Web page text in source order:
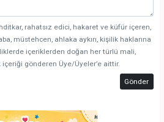
rahatsız edici, hakaret ve küfür içeren,
müstehcen, ahlaka aykırı, kişilik haklarına
içeriklerden doğan her türlü mali,
gönderen Üye/Üyeler’e aittir.
Gönder